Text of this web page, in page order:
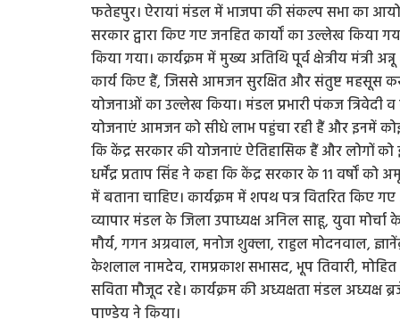
फतेहपुर। ऐरायां मंडल में भाजपा की संकल्प सभा का
सरकार द्वारा किए गए जनहित कार्यों का उल्लेख
किया गया। कार्यक्रम में मुख्य अतिथि पूर्व क्षेत्रीय मंत्री
कार्य किए हैं, जिससे आमजन सुरक्षित और संतुष्ट महसूस
योजनाओं का उल्लेख किया। मंडल प्रभारी पंकज त्रिवेदी
योजनाएं आमजन को सीधे लाभ पहुंचा रही हैं और इनमें कोई
कि केंद्र सरकार की योजनाएं ऐतिहासिक हैं और लोगों
धर्मेंद्र प्रताप सिंह ने कहा कि केंद्र सरकार के 11 वर्षों
में बताना चाहिए। कार्यक्रम में शपथ पत्र वितरित किए
व्यापार मंडल के जिला उपाध्यक्ष अनिल साहू, युवा मोर्चा
मौर्य, गगन अग्रवाल, मनोज शुक्ला, राहुल मोदनवाल,
केशलाल नामदेव, रामप्रकाश सभासद, भूप तिवारी,
सविता मौजूद रहे। कार्यक्रम की अध्यक्षता मंडल अध्यक्ष
पाण्डेय ने किया।